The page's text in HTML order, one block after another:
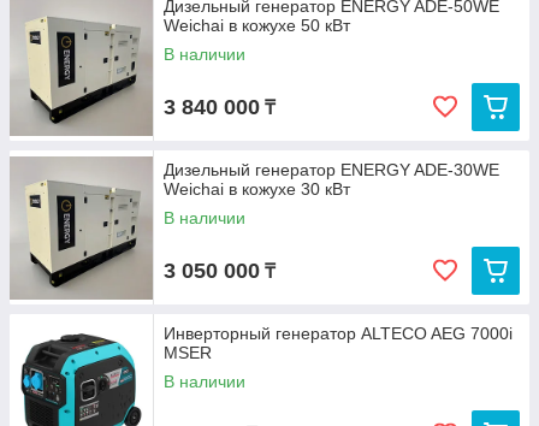
Дизельный генератор ENERGY ADE-50WE
Weichai в кожухе 50 кВт
В наличии
3 840 000 ₸
Дизельный генератор ENERGY ADE-30WE
Weichai в кожухе 30 кВт
В наличии
3 050 000 ₸
Инверторный генератор ALTECO AEG 7000i
MSER
В наличии